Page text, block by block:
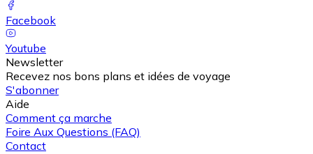
Facebook
Youtube
Newsletter
Recevez nos bons plans et idées de voyage
S'abonner
Aide
Comment ça marche
Foire Aux Questions (FAQ)
Contact